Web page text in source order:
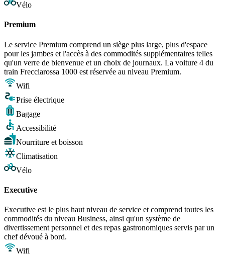
Vélo
Premium
Le service Premium comprend un siège plus large, plus d'espace
pour les jambes et l'accès à des commodités supplémentaires telles
qu'un verre de bienvenue et un choix de journaux. La voiture 4 du
train Frecciarossa 1000 est réservée au niveau Premium.
Wifi
Prise électrique
Bagage
Accessibilité
Nourriture et boisson
Climatisation
Vélo
Executive
Executive est le plus haut niveau de service et comprend toutes les
commodités du niveau Business, ainsi qu'un système de
divertissement personnel et des repas gastronomiques servis par un
chef dévoué à bord.
Wifi